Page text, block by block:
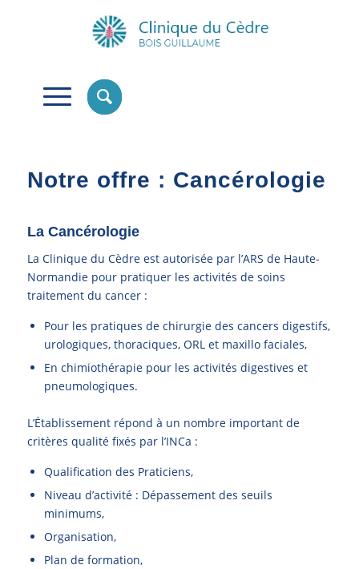
Notre offre : Cancérologie
La Cancérologie
La Clinique du Cèdre est autorisée par l’ARS de Haute-
Normandie pour pratiquer les activités de soins
traitement du cancer :
Pour les pratiques de chirurgie des cancers digestifs,
urologiques, thoraciques, ORL et maxillo faciales,
En chimiothérapie pour les activités digestives et
pneumologiques.
L’Établissement répond à un nombre important de
critères qualité fixés par l’INCa :
Qualification des Praticiens,
Niveau d’activité : Dépassement des seuils
minimums,
Organisation,
Plan de formation,